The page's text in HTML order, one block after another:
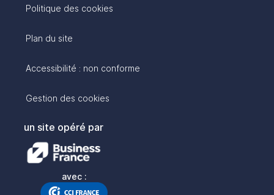
Politique des cookies
Plan du site
Accessibilité : non conforme
Gestion des cookies
un site opéré par
avec :